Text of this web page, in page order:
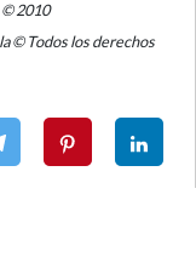
© 2010
© Todos los derechos